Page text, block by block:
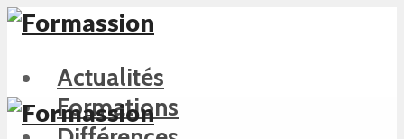
Actualités
Formations